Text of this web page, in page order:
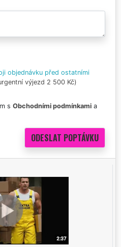
objednávku před ostatními
výjezd 2 500 Kč)
s Obchodními podmínkami a